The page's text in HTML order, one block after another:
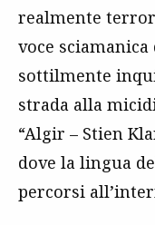
realmente
voce sciamanica
sottilmente
strada alla
“Algir – Stien
dove la lingua
percorsi